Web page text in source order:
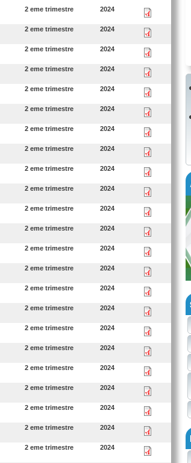
2 eme trimestre 2024
2 eme trimestre 2024
2 eme trimestre 2024
2 eme trimestre 2024
2 eme trimestre 2024
2 eme trimestre 2024
2 eme trimestre 2024
2 eme trimestre 2024
2 eme trimestre 2024
2 eme trimestre 2024
2 eme trimestre 2024
2 eme trimestre 2024
2 eme trimestre 2024
2 eme trimestre 2024
2 eme trimestre 2024
2 eme trimestre 2024
2 eme trimestre 2024
2 eme trimestre 2024
2 eme trimestre 2024
2 eme trimestre 2024
2 eme trimestre 2024
2 eme trimestre 2024
2 eme trimestre 2024